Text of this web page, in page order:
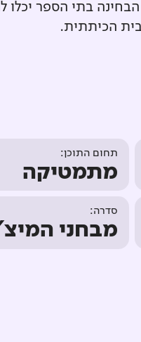
בתי הספר יכלו
הכיתתית.
תחום התוכן:
מתמטיקה
סדרה:
מבחני